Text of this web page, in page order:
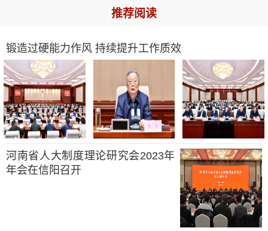
推荐阅读
锻造过硬能力作风 持续提升工作质效
河南省人大制度理论研究会2023年
年会在信阳召开